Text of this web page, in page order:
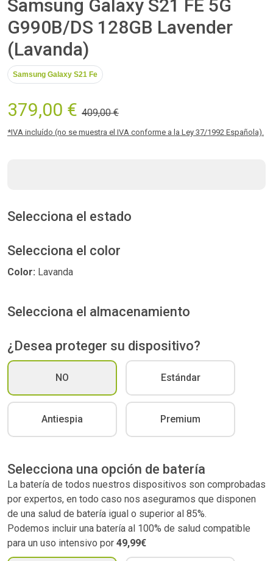
Samsung Galaxy S21 FE 5G
G990B/DS 128GB Lavender
(Lavanda)
Samsung Galaxy S21 Fe
379,00 € 409,00 €
*IVA incluído (no se muestra el IVA conforme a la Ley 37/1992 Española).
Selecciona el estado
Selecciona el color
Color: Lavanda
Selecciona el almacenamiento
¿Desea proteger su dispositivo?
NO Estándar
Antiespia Premium
Selecciona una opción de batería
La batería de todos nuestros dispositivos son comprobadas
por expertos, en todo caso nos aseguramos que disponen
de una salud de batería igual o superior al 85%.
Podemos incluir una batería al 100% de salud compatible
para un uso intensivo por 49,99€